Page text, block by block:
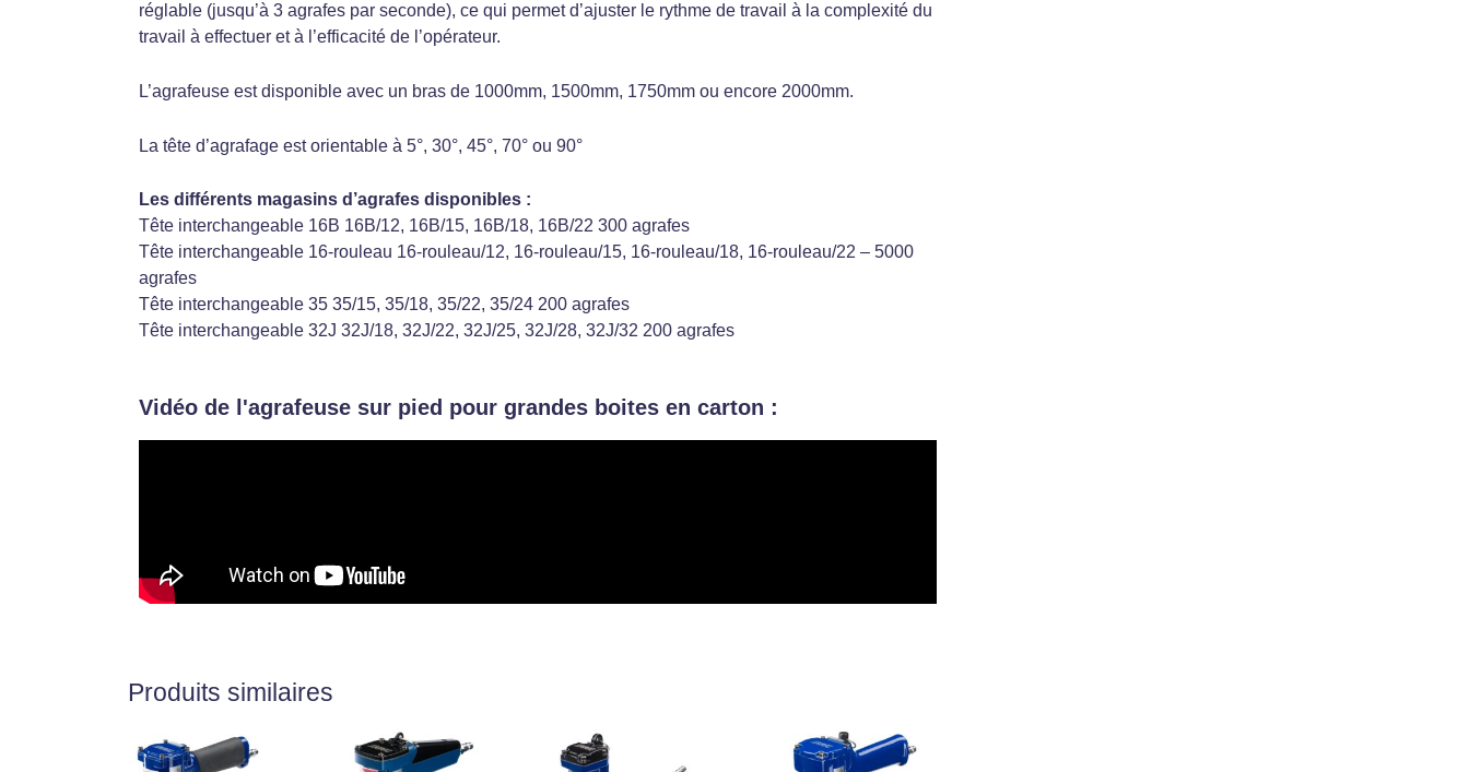
réglable (jusqu’à 3 agrafes par seconde), ce qui permet d’ajuster le rythme de travail à la complexité du
travail à effectuer et à l’efficacité de l’opérateur.
L’agrafeuse est disponible avec un bras de 1000mm, 1500mm, 1750mm ou encore 2000mm.
La tête d’agrafage est orientable à 5°, 30°, 45°, 70° ou 90°
Les différents magasins d’agrafes disponibles :
Tête interchangeable 16B 16B/12, 16B/15, 16B/18, 16B/22 300 agrafes
Tête interchangeable 16-rouleau 16-rouleau/12, 16-rouleau/15, 16-rouleau/18, 16-rouleau/22 – 5000
agrafes
Tête interchangeable 35 35/15, 35/18, 35/22, 35/24 200 agrafes
Tête interchangeable 32J 32J/18, 32J/22, 32J/25, 32J/28, 32J/32 200 agrafes
Vidéo de l'agrafeuse sur pied pour grandes boites en carton :
Produits similaires
produit